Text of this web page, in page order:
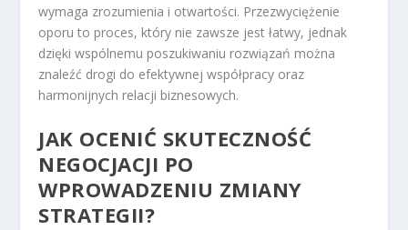
wymaga zrozumienia i otwartości. Przezwyciężenie
oporu to proces, który nie zawsze jest łatwy, jednak
dzięki wspólnemu poszukiwaniu rozwiązań można
znaleźć drogi do efektywnej współpracy oraz
harmonijnych relacji biznesowych.
JAK OCENIĆ SKUTECZNOŚĆ
NEGOCJACJI PO
WPROWADZENIU ZMIANY
STRATEGII?